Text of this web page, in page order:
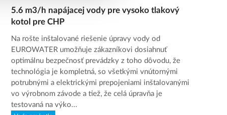
5.6 m3/h napájacej vody pre vysoko tlakový
kotol pre CHP
Na rošte inštalované riešenie úpravy vody od
EUROWATER umožňuje zákazníkovi dosiahnuť
optimálnu bezpečnosť prevádzky z toho dôvodu, že
technológia je kompletná, so všetkými vnútornými
potrubnými a elektrickými prepojeniami inštalovanými
vo výrobnom závode a tiež, že celá úpravňa je
testovaná na výko...